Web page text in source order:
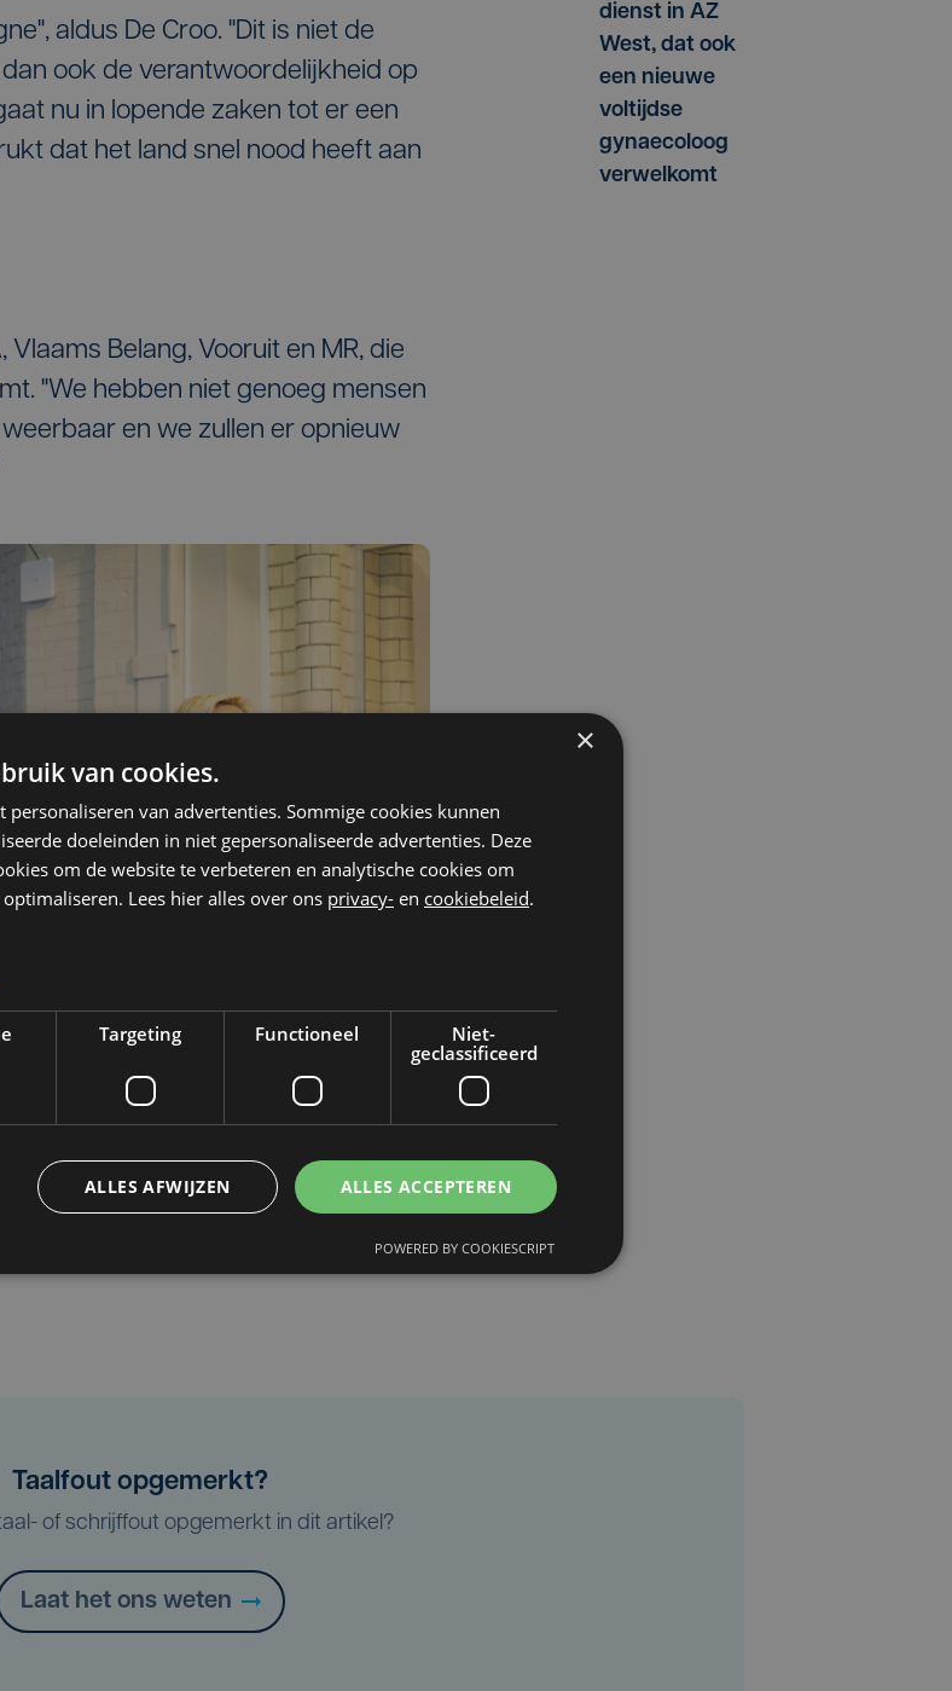
aldus De Croo. "Dit is niet de
ook de verantwoordelijkheid op
nu in lopende zaken tot er een
dat het land snel nood heeft aan
Belang, Vooruit en MR, die
"We hebben niet genoeg mensen
en we zullen er opnieuw
dienst in AZ
West, dat ook
een nieuwe
voltijdse
gynaecoloog
verwelkomt
Taalfout opgemerkt?
of schrijffout opgemerkt in dit artikel?
Laat het ons weten
×
van cookies.
van advertenties. Sommige cookies kunnen
doeleinden in niet gepersonaliseerde advertenties. Deze
om de website te verbeteren en analytische cookies om
Lees hier alles over ons privacy- en cookiebeleid.
Targeting Functioneel
Niet-
geclassificeerd
ALLES ACCEPTEREN
ALLES AFWIJZEN
POWERED BY COOKIESCRIPT